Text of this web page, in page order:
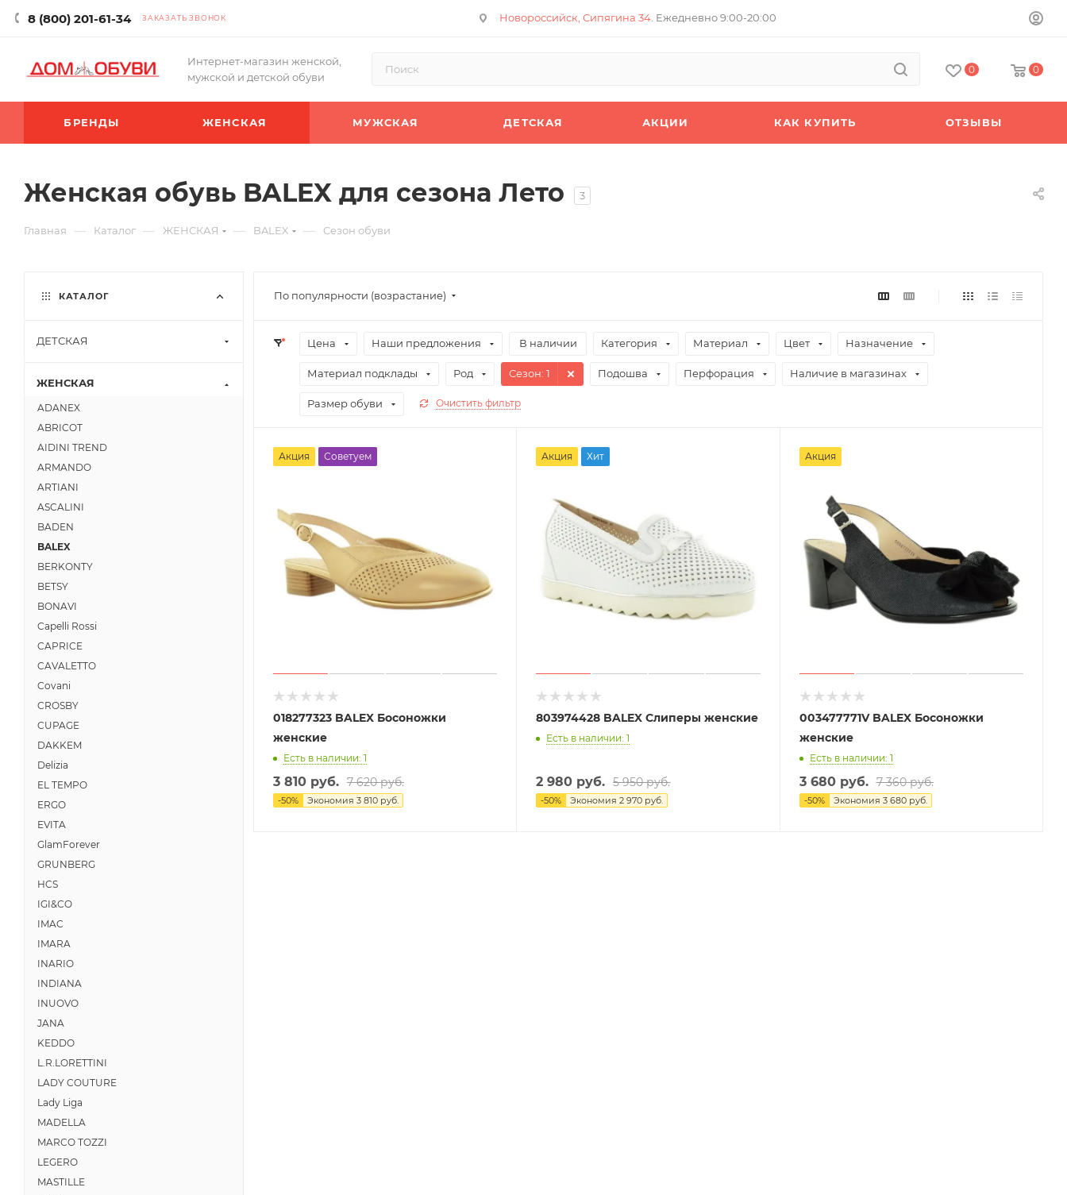
8 (800) 201-61-34 ЗАКАЗАТЬ ЗВОНОК Новороссийск, Сипягина 34. Ежедневно 9:00-20:00
Интернет-магазин женской,
мужской и детской обуви
0 0
БРЕНДЫ ЖЕНСКАЯ МУЖСКАЯ ДЕТСКАЯ АКЦИИ КАК КУПИТЬ ОТЗЫВЫ
Женская обувь BALEX для сезона Лето 3
Главная — Каталог — ЖЕНСКАЯ — BALEX — Cезон обуви
По популярности (возрастание)
Цена Наши предложения В наличии Категория Материал Цвет Назначение
Материал подклады Род Сезон: 1 Подошва Перфорация Наличие в магазинах
Размер обуви Очистить фильтр
Акция Советуем
018277323 BALEX Босоножки
женские
Есть в наличии: 1
3 810 руб. 7 620 руб.
-50% Экономия 3 810 руб.
Акция Хит
803974428 BALEX Слиперы женские
Есть в наличии: 1
2 980 руб. 5 950 руб.
-50% Экономия2 970 руб.
Акция
003477771V BALEX Босоножки
женские
Есть в наличии: 1
3 680 руб. 7 360 руб.
-50% Экономия 3 680 руб.
КАТАЛОГ
ДЕТСКАЯ
ЖЕНСКАЯ
ADANEX
ABRICOT
AIDINI TREND
ARMANDO
ARTIANI
ASCALINI
BADEN
BALEX
BERKONTY
BETSY
BONAVI
Capelli Rossi
CAPRICE
CAVALETTO
Covani
CROSBY
CUPAGE
DAKKEM
Delizia
EL TEMPO
ERGO
EVITA
GlamForever
GRUNBERG
HCS
IGI&CO
IMAC
IMARA
INARIO
INDIANA
INUOVO
JANA
KEDDO
L.R.LORETTINI
LADY COUTURE
Lady Liga
MADELLA
MARCO TOZZI
LEGERO
MASTILLE